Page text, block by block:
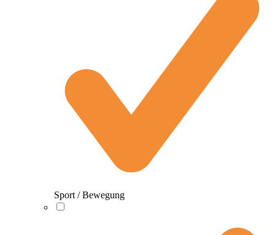
Sport / Bewegung